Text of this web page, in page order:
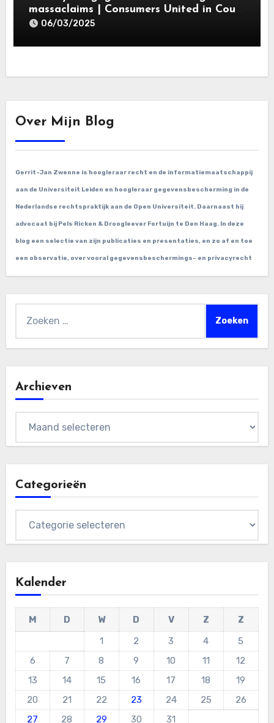
massaclaims | Consumers United in Court
(‘CUIC’) | Volkshotel A’dam 6 maart
06/03/2025
Over Mijn Blog
Gerrit-Jan Zwenne is hoogleraar recht en de informatiemaatschappij
aan de Universiteit Leiden en hoogleraar gegevensbescherming in de
Nederlandse rechtspraktijk aan de Open Universiteit. Daarnaast hij
advocaat bij Pels Ricken & Droogleever Fortuijn te Den Haag. In deze
blog een selectie van zijn publicaties en presentaties, en zo af en toe
een observatie, over vooral gegevensbeschermings- en privacyrecht
Archieven
Categorieën
Kalender
M D W D V Z
Z
1
2 3 4
5
6
7 8 9 10 11
12
13
14 15 16 17 18
19
20
21 22 23 24 25
26
27
28 29 30 31